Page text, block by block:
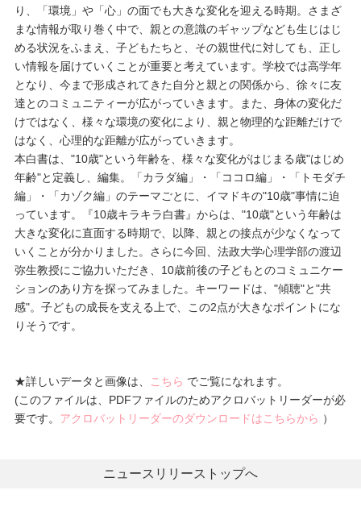
企業情報
SNSアカウント一覧
プレゼント・キャンペーン
メールニュース登録
お問い合わせ
よくあるご質問
り、「環境」や「心」の面でも大きな変化を迎える時期。さまざ
まな情報が取り巻く中で、親との意識のギャップなども生じはじ
める状況をふまえ、子どもたちと、その親世代に対しても、正し
い情報を届けていくことが重要と考えています。学校では高学年
となり、今まで形成されてきた自分と親との関係から、徐々に友
達とのコミュニティーが広がっていきます。また、身体の変化だ
けではなく、様々な環境の変化により、親と物理的な距離だけで
はなく、心理的な距離が広がっていきます。
本白書は、"10歳"という年齢を、様々な変化がはじまる歳"はじめ
年齢"と定義し、編集。「カラダ編」・「ココロ編」・「トモダチ
編」・「カゾク編」のテーマごとに、イマドキの"10歳"事情に迫
っています。『10歳キラキラ白書』からは、"10歳"という年齢は
大きな変化に直面する時期で、以降、親との接点が少なくなって
いくことが分かりました。さらに今回、法政大学心理学部の渡辺
弥生教授にご協力いただき、10歳前後の子どもとのコミュニケー
ションのあり方を探ってみました。キーワードは、"傾聴"と"共
感"。子どもの成長を支える上で、この2点が大きなポイントにな
りそうです。
★詳しいデータと画像は、 こちら でご覧になれます。
(このファイルは、PDFファイルのためアクロバットリーダーが必
要です。 アクロバットリーダーのダウンロードはこちらから ）
ニュースリリーストップへ